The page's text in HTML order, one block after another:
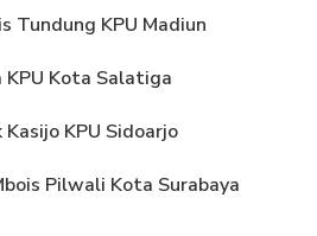
Tundung KPU Madiun
KPU Kota Salatiga
KPU Sidoarjo
Pilwali Kota Surabaya